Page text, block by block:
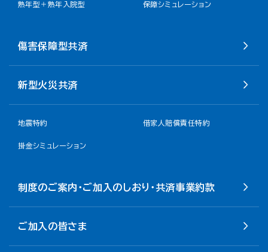
熟年型＋熟年入院型 保障シミュレーション
傷害保障型共済
新型火災共済
地震特約 借家人賠償責任特約
掛金シミュレーション
制度のご案内・ご加入のしおり・共済事業約款
ご加入の皆さま